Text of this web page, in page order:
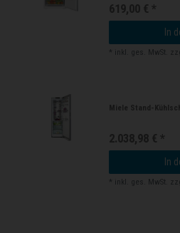
619,00 € *
In
* inkl. ges. MwSt.
Miele Stand-
2.038,98 € *
In
* inkl. ges. MwSt.